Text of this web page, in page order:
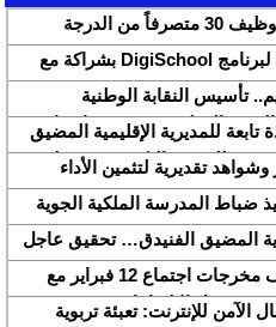
عاجــــــــل | الإعلان عن مباراة توظيف 30 متصرفاً من الدرجة
انطلاق المخيم التدريبي الوطني لبرنامج DigiSchool بشراكة مع
تأسيس النقابة الوطنية
للمتصرفين والمتصرفات بقطاع التربية الوطنية SNASE وانتخاب
للمديرية الإقليمية المضيق
للتربية والتكوين بجهة طنجة
الإقليمية
وشواهد تقديرية لتثمين الأداء
ضباط المدرسة الملكية الجوية
المضيق الفنيدق… تحقيق عاجل
النقابات التعليمية الخمس تكشف مخرجات اجتماع 12 فبراير مع
تنزيل الالتزامات
الآمن للإنترنت: تعبئة تربوية